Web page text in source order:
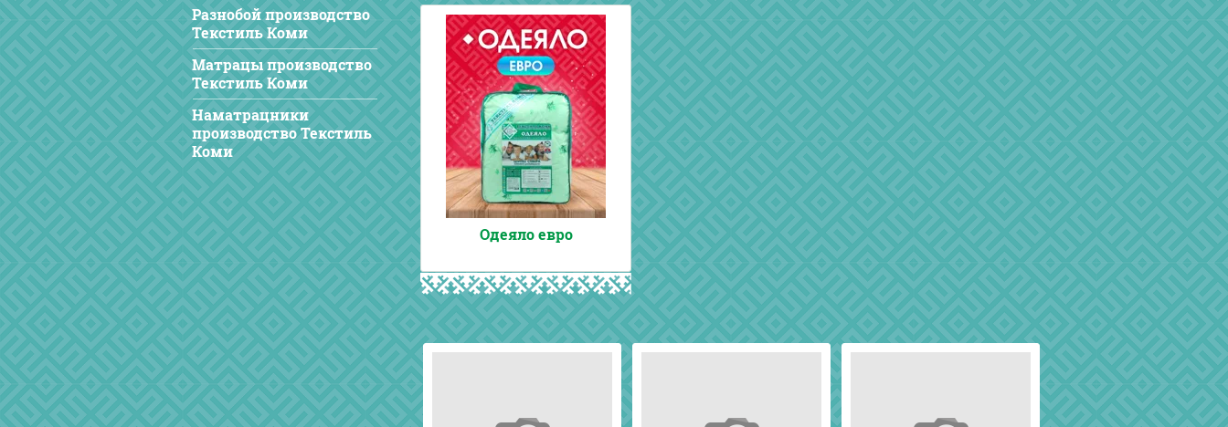
Одеяло евро
Разнобой производство
Текстиль Коми
Матрацы производство
Текстиль Коми
Наматрацники
производство Текстиль
Коми